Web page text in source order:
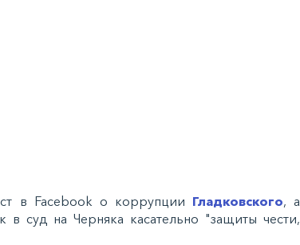
в Facebook о коррупции Гладковского, а
суд на Черняка касательно "защиты чести,